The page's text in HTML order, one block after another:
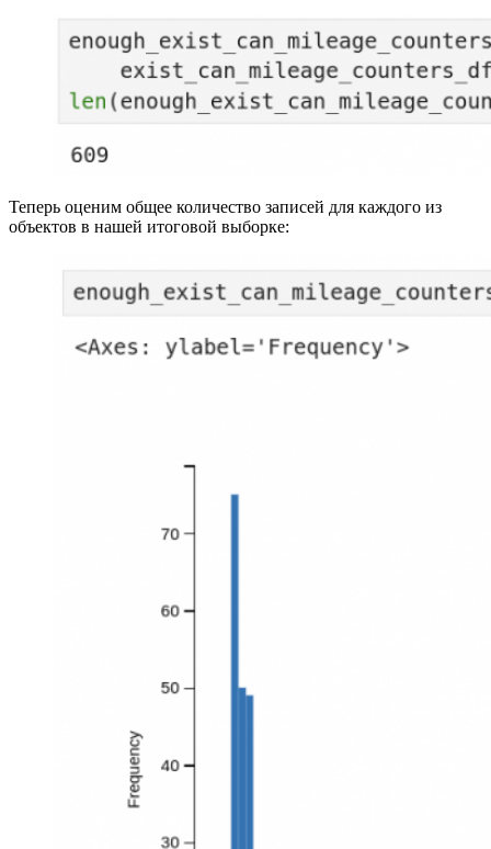
Теперь оценим общее количество записей для каждого из
объектов в нашей итоговой выборке: